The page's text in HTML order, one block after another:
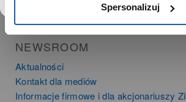
Spersonalizuj
NEWSROOM
Aktualności
Kontakt dla mediów
Informacje firmowe i dla akcjonariuszy